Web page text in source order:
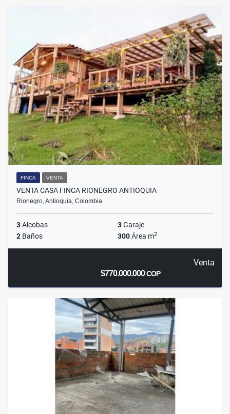
FINCA VENTA
VENTA CASA FINCA RIONEGRO ANTIOQUIA
Rionegro, Antioquia, Colombia
3Alcobas 3Garaje
2 Baños 300Área m2
Venta
$770.000.000COP